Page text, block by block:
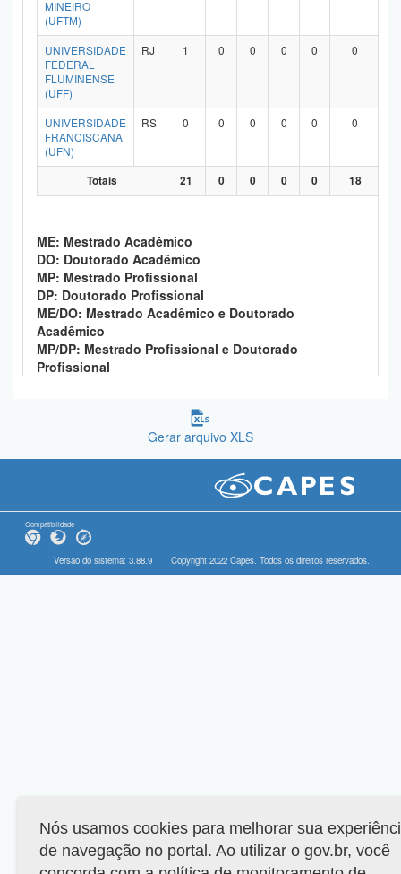
MINEIRO
(UFTM)
UNIVERSIDADE
FEDERAL
FLUMINENSE
(UFF)
RJ 1 0 0 0 0 0
UNIVERSIDADE
FRANCISCANA
(UFN)
RS 0 0 0 0 0 0
Totais 21 0 0 0 0 18
ME: Mestrado Acadêmico
DO: Doutorado Acadêmico
MP: Mestrado Profissional
DP: Doutorado Profissional
ME/DO: Mestrado Acadêmico e Doutorado
Acadêmico
MP/DP: Mestrado Profissional e Doutorado
Profissional
Gerar arquivo XLS
Compatibilidade
Versão do sistema: 3.88.9 Copyright 2022 Capes. Todos os direitos reservados.
Nós usamos cookies para melhorar sua
de navegação no portal. Ao utilizar o gov.br, você